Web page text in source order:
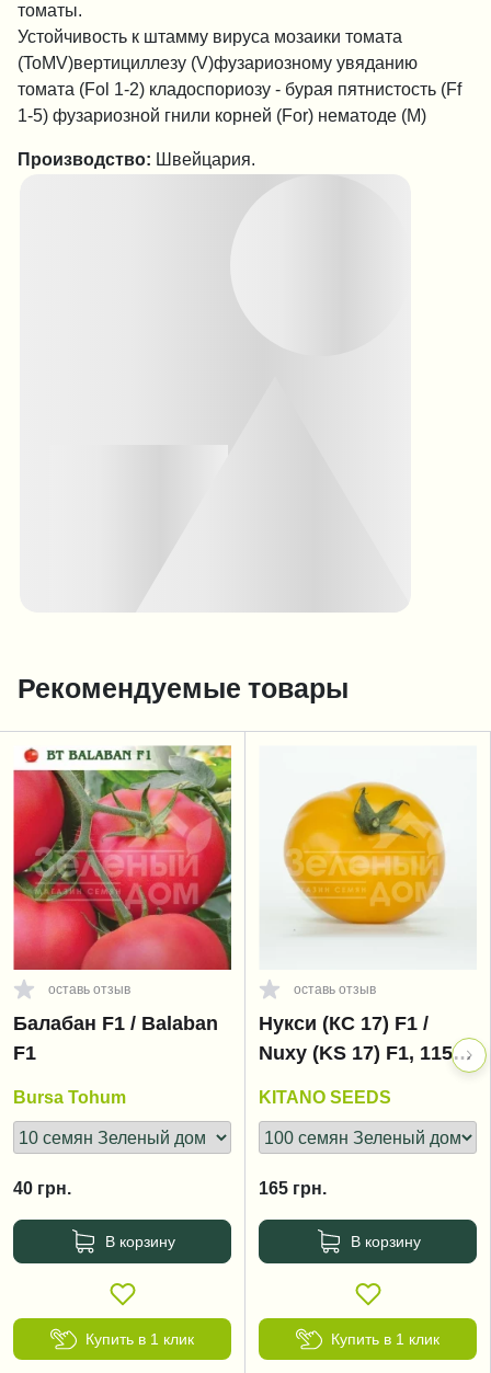
томаты.
Устойчивость к штамму вируса мозаики томата
(ToMV)вертициллезу (V)фузариозному увяданию
томата (Fol 1-2) кладоспориозу - бурая пятнистость (Ff
1-5) фузариозной гнили корней (For) нематоде (M)
Производство: Швейцария.
Рекомендуемые товары
оставь отзыв
Балабан F1 / Balaban
F1
Bursa Tohum
40 грн.
В корзину
Купить в 1 клик
оставь отзыв
Нукси (КС 17) F1 /
Nuxy (KS 17) F1, 115-
KITANO SEEDS
165 грн.
В корзину
Купить в 1 клик